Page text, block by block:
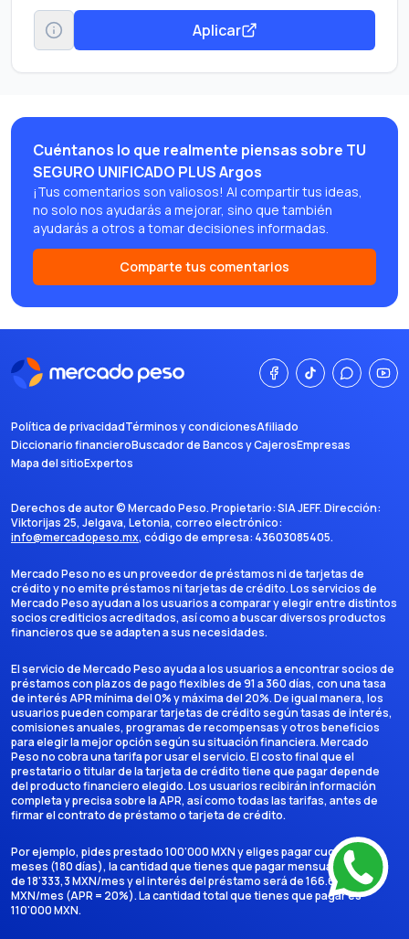
Aplicar
Cuéntanos lo que realmente piensas sobre TU
SEGURO UNIFICADO PLUS Argos
¡Tus comentarios son valiosos! Al compartir tus ideas,
no solo nos ayudarás a mejorar, sino que también
ayudarás a otros a tomar decisiones informadas.
Comparte tus comentarios
Política de privacidadTérminos y condicionesAfiliado
Diccionario financieroBuscador de Bancos y CajerosEmpresas
Mapa del sitioExpertos
Derechos de autor ©Mercado Peso. Propietario:SIA JEFF. Dirección:
Viktorijas 25, Jelgava, Letonia, correo electrónico:
info@mercadopeso.mx, código de empresa: 43603085405.
Mercado Peso no es un proveedor de préstamos ni de tarjetas de
crédito y no emite préstamos ni tarjetas de crédito. Los servicios de
Mercado Peso ayudan a los usuarios a comparar y elegir entre distintos
socios crediticios acreditados, así como a buscar diversos productos
financieros que se adapten a sus necesidades.
El servicio de Mercado Peso ayuda a los usuarios a encontrar socios de
préstamos con plazos de pago flexibles de 91 a 360 días, con una tasa
de interés APR mínima del 0% y máxima del 20%. De igual manera, los
usuarios pueden comparar tarjetas de crédito según tasas de interés,
comisiones anuales, programas de recompensas y otros beneficios
para elegir la mejor opción según su situación financiera. Mercado
Peso no cobra una tarifa por usar el servicio. El costo final que el
prestatario o titular de la tarjeta de crédito tiene que pagar depende
del producto financiero elegido. Los usuarios recibirán información
completa y precisa sobre la APR, así como todas las tarifas, antes de
firmar el contrato de préstamo o tarjeta de crédito.
Por ejemplo, pides prestado 100'000 MXN y eliges pagar cuotas en 6
meses (180 días), la cantidad que tienes que pagar mensualmente es
de 18'333,3 MXN/mes y el interés del préstamo será de 166.666,7
MXN/mes (APR = 20%). La cantidad total que tienes que pagar es
110'000 MXN.